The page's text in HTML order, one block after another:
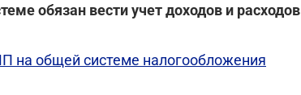
обязан вести учет доходов и расходов
на общей системе налогообложения